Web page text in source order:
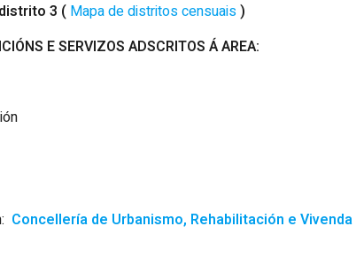
3 ( Mapa de distritos censuais)
E SERVIZOS ADSCRITOS ÁAREA:
Concellería de Urbanismo, Rehabilitación e Vivenda